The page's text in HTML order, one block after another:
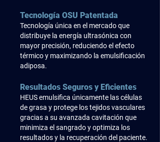
Tecnología OSU Patentada
Tecnología única en el mercado que
distribuye la energía ultrasónica con
mayor precisión, reduciendo el efecto
térmico y maximizando la emulsificación
adiposa.
Resultados Seguros y Eficientes
HEUS emulsifica únicamente las células
de grasa y protege los tejidos vasculares
gracias a su avanzada cavitación que
minimiza el sangrado y optimiza los
resultados y la recuperación del paciente.